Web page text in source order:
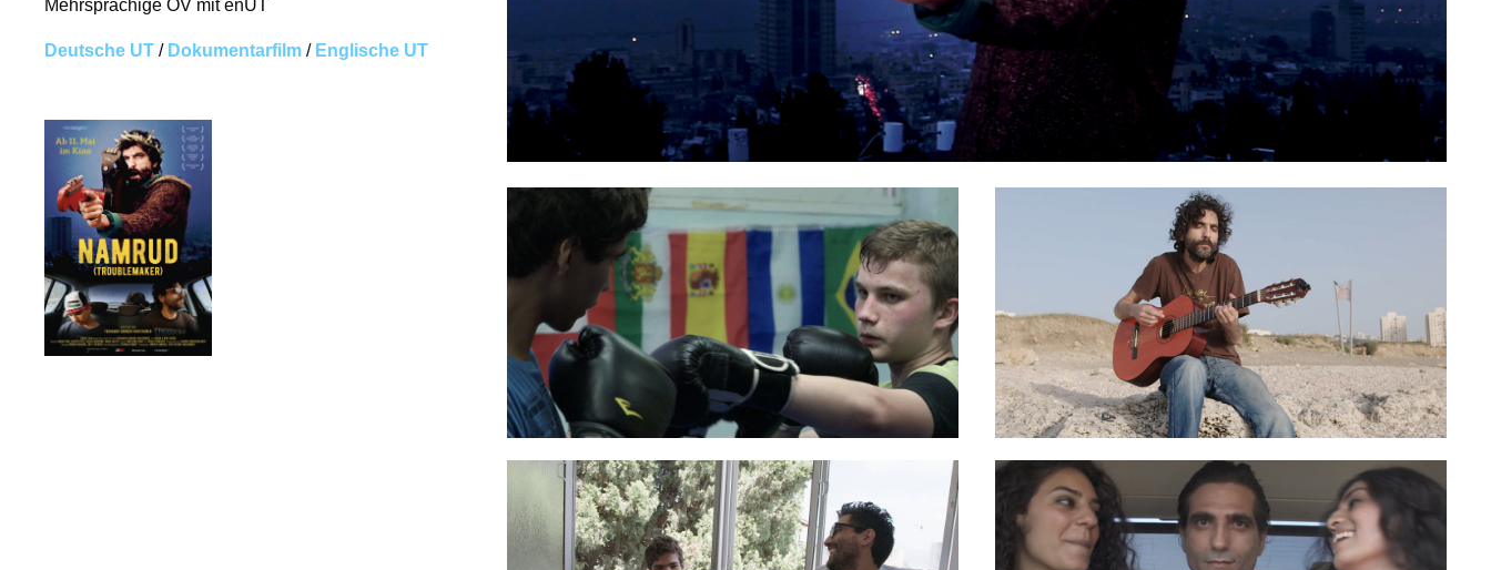
Mehrsprachige OV mit enUT
Deutsche UT / Dokumentarfilm / Englische UT